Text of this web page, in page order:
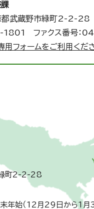
武蔵野市緑町2-2-28
1801 ファクス番号
フォームをご利用くださ
町2-2-28
末年始（12月29日から1月